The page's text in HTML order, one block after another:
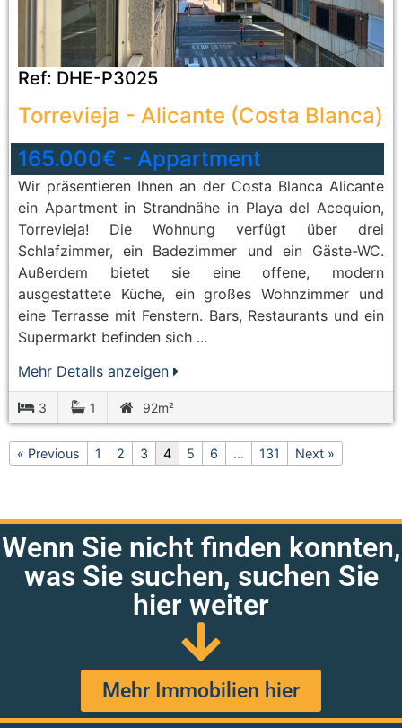
Ref: DHE-P3025
Torrevieja - Alicante (Costa Blanca)
165.000€ - Appartment
Wir präsentieren Ihnen an der Costa Blanca Alicante
ein Apartment in Strandnähe in Playa del Acequion,
Torrevieja! Die Wohnung verfügt über drei
Schlafzimmer, ein Badezimmer und ein Gäste-WC.
Außerdem bietet sie eine offene, modern
ausgestattete Küche, ein großes Wohnzimmer und
eine Terrasse mit Fenstern. Bars, Restaurants und ein
Supermarkt befinden sich ...
Mehr Details anzeigen
3 1 92m²
« Previous 1 2 3 4 5 6 … 131 Next »
Wenn Sie nicht finden konnten,
was Sie suchen, suchen Sie
hier weiter
Mehr Immobilien hier